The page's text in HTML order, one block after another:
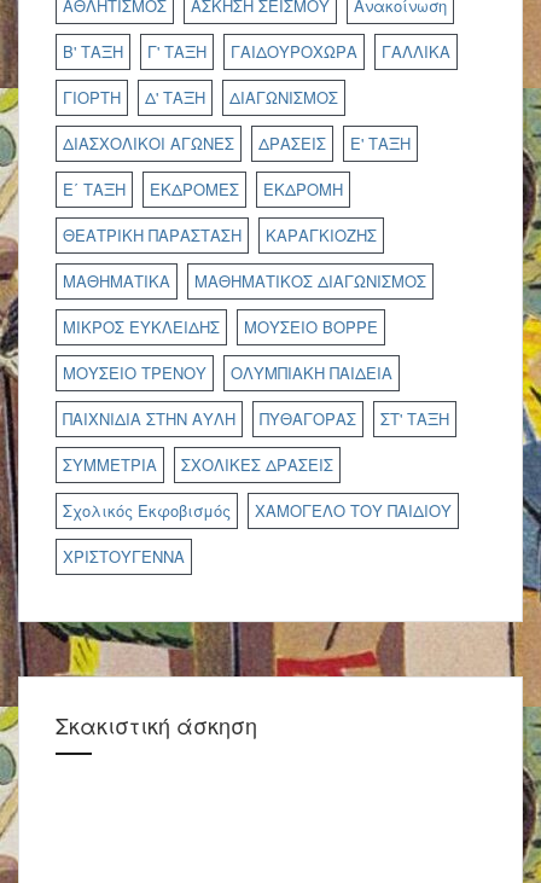
ΑΘΛΗΤΙΣΜΟΣ
ΑΣΚΗΣΗ ΣΕΙΣΜΟΥ
Ανακοίνωση
Β' ΤΑΞΗ
Γ' ΤΑΞΗ ΓΑΙΔΟΥΡΟΧΩΡΑ
ΓΑΛΛΙΚΑ
ΓΙΟΡΤΗ
Δ' ΤΑΞΗ
ΔΙΑΓΩΝΙΣΜΟΣ
ΔΙΑΣΧΟΛΙΚΟΙ ΑΓΩΝΕΣ
ΔΡΑΣΕΙΣ
Ε' ΤΑΞΗ
Ε΄ ΤΑΞΗ
ΕΚΔΡΟΜΕΣ
ΕΚΔΡΟΜΗ
ΘΕΑΤΡΙΚΗ ΠΑΡΑΣΤΑΣΗ
ΚΑΡΑΓΚΙΟΖΗΣ
ΜΑΘΗΜΑΤΙΚΑ
ΜΑΘΗΜΑΤΙΚΟΣ ΔΙΑΓΩΝΙΣΜΟΣ
ΜΙΚΡΟΣ ΕΥΚΛΕΙΔΗΣ
ΜΟΥΣΕΙΟ ΒΟΡΡΕ
ΜΟΥΣΕΙΟ ΤΡΕΝΟΥ
ΟΛΥΜΠΙΑΚΗ ΠΑΙΔΕΙΑ
ΠΑΙΧΝΙΔΙΑ ΣΤΗΝ ΑΥΛΗ
ΠΥΘΑΓΟΡΑΣ
ΣΤ' ΤΑΞΗ
ΣΥΜΜΕΤΡΙΑ
ΣΧΟΛΙΚΕΣ ΔΡΑΣΕΙΣ
Σχολικός Εκφοβισμός
ΧΑΜΟΓΕΛΟ ΤΟΥ ΠΑΙΔΙΟΥ
ΧΡΙΣΤΟΥΓΕΝΝΑ
Σκακιστική άσκηση